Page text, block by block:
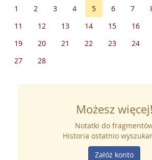
1 2 3 4 5 6 7
11
12 13 14 15 16
19
20 21 22 23 24
27
28
Możesz więcej!
Notatki do
Historia ostatnio
Załóż konto